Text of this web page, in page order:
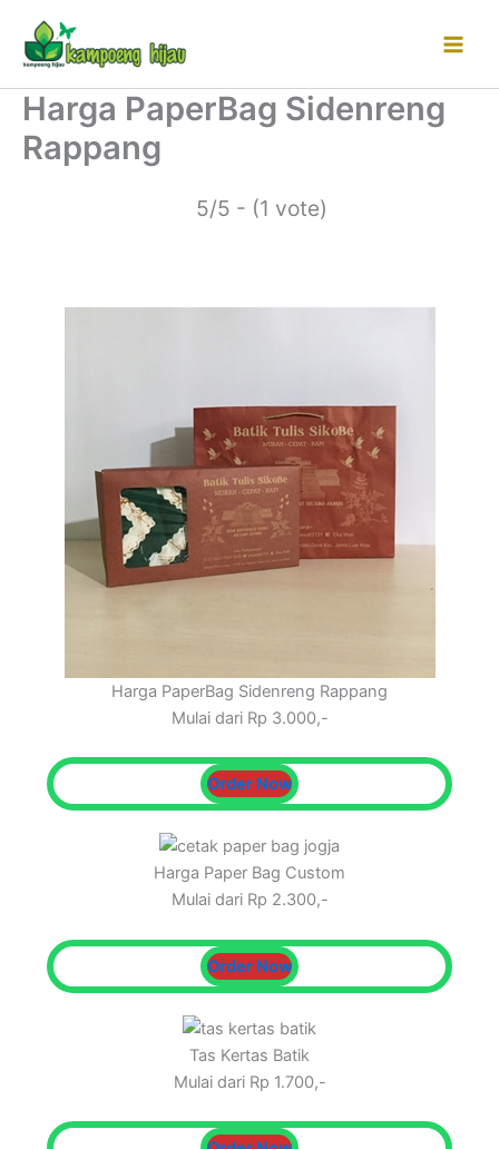
konten
Harga PaperBag Sidenreng
Rappang
5/5 - (1 vote)
Harga PaperBag Sidenreng Rappang
Mulai dari Rp 3.000,-
Order Now
Harga Paper Bag Custom
Mulai dari Rp 2.300,-
Order Now
Tas Kertas Batik
Mulai dari Rp 1.700,-